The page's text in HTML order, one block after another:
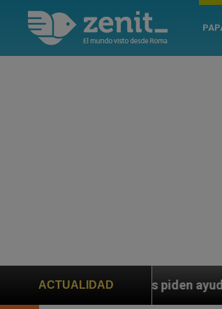
ACTUALIDAD
piden ayuda a Marco Rubio ante